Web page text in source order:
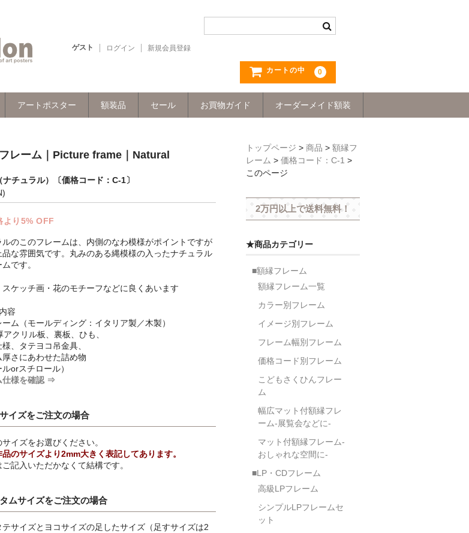
ゲスト ログイン 新規会員登録
カートの中 0
アートポスター 額装品 セール お買物ガイド オーダーメイド額装
レーム｜Picture frame｜Natural
チュラル）〔価格コード：C-1〕
より5% OFF
ルのこのフレームは、内側のなわ模様がポイントですが
品な雰囲気です。丸みのある縄模様の入ったナチュラル
です。
スケッチ画・花のモチーフなどに良くあいます
容
ム（モールディング：イタリア製／木製）
アクリル板、裏板、ひも、
様、タテヨコ吊金具、
厚さにあわせた詰め物
ルorスチロール）
仕様を確認 ⇒
イズをご注文の場合
イズをお選びください。
のサイズより2mm大きく表記してあります。
記入いただかなくて結構です。
ムサイズをご注文の場合
テサイズとヨコサイズの足したサイズ（足すサイズは2
トップページ > 商品 > 額縁フ
レーム > 価格コード：C-1 >
このページ
2万円以上で送料無料！
★商品カテゴリー
■額縁フレーム
額縁フレーム一覧
カラー別フレーム
イメージ別フレーム
フレーム幅別フレーム
価格コード別フレーム
こどもさくひんフレー
ム
幅広マット付額縁フレ
ーム-展覧会などに-
マット付額縁フレーム-
おしゃれな空間に-
■LP・CDフレーム
高級LPフレーム
シンプルLPフレームセ
ット